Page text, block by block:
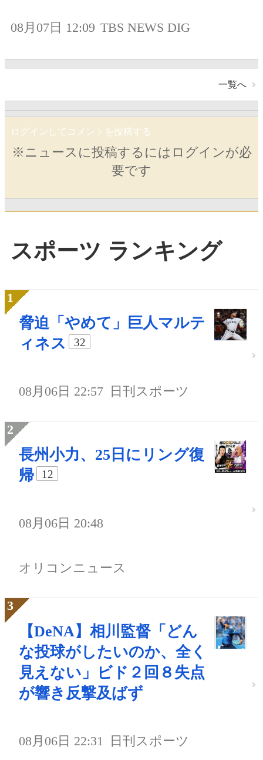
08月07日 12:09 TBS NEWS DIG
一覧へ
ログインしてコメントを投稿する
※ニュースに投稿するにはログインが必
要です
スポーツ ランキング
脅迫「やめて」巨人マルテ
ィネス
32
08月06日 22:57 日刊スポーツ
長州小力、25日にリング復
帰
12
08月06日 20:48
オリコンニュース
【DeNA】相川監督「どん
な投球がしたいのか、全く
見えない」ビド２回８失点
が響き反撃及ばず
08月06日 22:31 日刊スポーツ